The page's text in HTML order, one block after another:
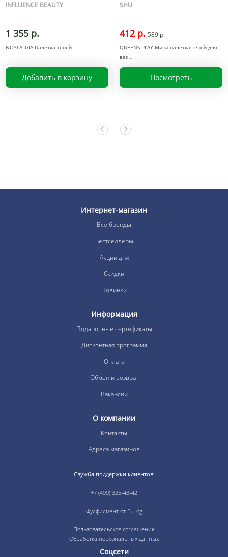
INFLUENCE BEAUTY
1 355 р.
NOSTALGIA Палетка теней
Добавить в корзину
SHU
412 р. 589 р.
QUEENS PLAY Мини-палетка теней для
век
Посмотреть
Интернет-магазин
Все бренды
Бестселлеры
Акции дня
Скидки
Новинки
Информация
Подарочные сертификаты
Дисконтная программа
Оплата
Обмен и возврат
Вакансии
О компании
Контакты
Адреса магазинов
Служба поддержки клиентов:
+7 (499) 325-43-42
Фулфилмент от Fulllog
Пользовательское соглашение
Обработка персональных данных
Соцсети